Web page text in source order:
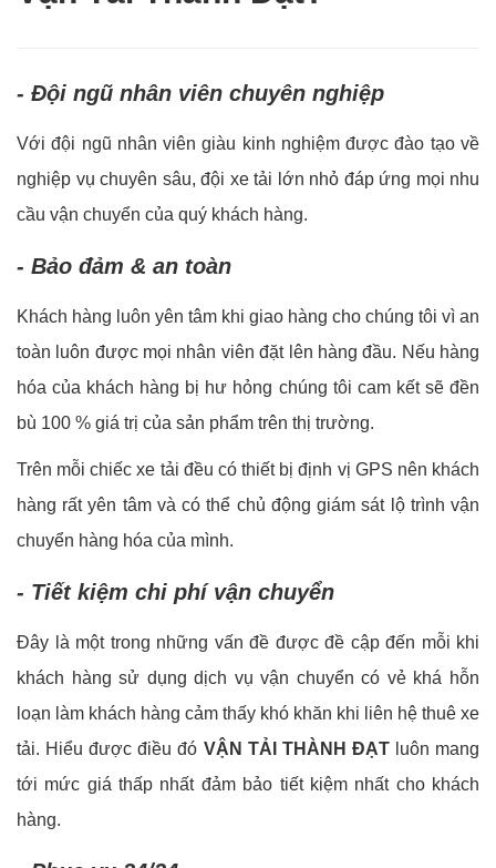
- Đội ngũ nhân viên chuyên nghiệp
Với đội ngũ nhân viên giàu kinh nghiệm được đào tạo về
nghiệp vụ chuyên sâu, đội xe tải lớn nhỏ đáp ứng mọi nhu
cầu vận chuyển của quý khách hàng.
- Bảo đảm & an toàn
Khách hàng luôn yên tâm khi giao hàng cho chúng tôi vì an
toàn luôn được mọi nhân viên đặt lên hàng đầu. Nếu hàng
hóa của khách hàng bị hư hỏng chúng tôi cam kết sẽ đền
bù 100 % giá trị của sản phẩm trên thị trường.
Trên mỗi chiếc xe tải đều có thiết bị định vị GPS nên khách
hàng rất yên tâm và có thể chủ động giám sát lộ trình vận
chuyển hàng hóa của mình.
- Tiết kiệm chi phí vận chuyển
Đây là một trong những vấn đề được đề cập đến mỗi khi
khách hàng sử dụng dịch vụ vận chuyển có vẻ khá hỗn
loạn làm khách hàng cảm thấy khó khăn khi liên hệ thuê xe
tải. Hiểu được điều đó VẬN TẢI THÀNH ĐẠTluôn mang
tới mức giá thấp nhất đảm bảo tiết kiệm nhất cho khách
hàng.